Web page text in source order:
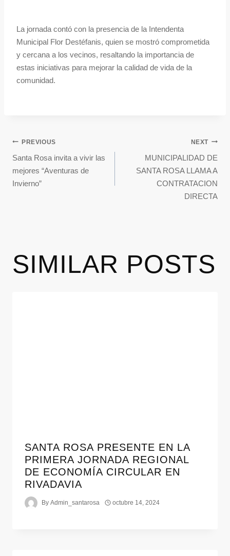
La jornada contó con la presencia de la Intendenta
Municipal Flor Destéfanis, quien se mostró comprometida
y cercana a los vecinos, resaltando la importancia de
estas iniciativas para mejorar la calidad de vida de la
comunidad.
PREVIOUS
Santa Rosa invita a vivir las
mejores “Aventuras de
Invierno”
NEXT
MUNICIPALIDAD DE
SANTA ROSA LLAMA A
CONTRATACION
DIRECTA
SIMILAR POSTS
SANTA ROSA PRESENTE EN LA
PRIMERA JORNADA REGIONAL
DE ECONOMÍA CIRCULAR EN
RIVADAVIA
By Admin_santarosa octubre 14, 2024